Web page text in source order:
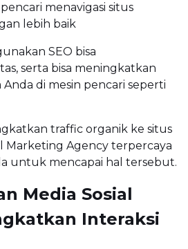
menavigasi situs
lebih baik
SEO bisa
serta bisa meningkatkan
di mesin pencari seperti
traffic organik ke situs
Marketing Agency terpercaya
untuk mencapai hal tersebut.
Media Sosial
Interaksi